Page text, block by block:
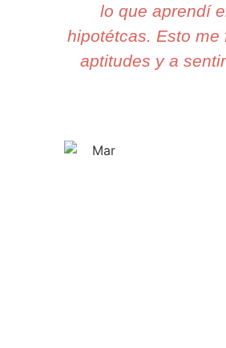
lo que aprendí
hipotétcas. Esto
aptitudes y a